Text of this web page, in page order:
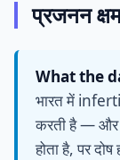
प्रजनन
What the
भारत में
करती है — और
होता है, पर